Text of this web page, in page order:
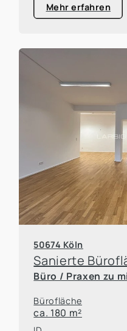
Mehr erfahren
50674 Köln
Büro / Praxen zu
Bürofläche
ca. 180 m²